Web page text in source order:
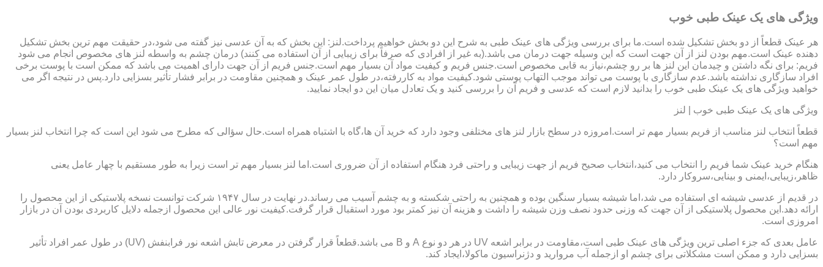
ویژگی های یک عینک طبی خوب
هر عینک قطعاً از دو بخش تشکیل شده است.ما برای بررسی ویژگی های عینک طبی به شرح این دو بخش خواهیم پرداخت.لنز: این بخش که به آن عدسی نیز گفته می شود،در حقیقت مهم ترین بخش تشکیل
دهنده عینک است.مهم بودن لنز از آن جهت است که این وسیله جهت درمان می باشد.(به غیر از افرادی که صرفاً برای زیبایی از آن استفاده می کنند) درمان چشم به واسطه لنز های مخصوص انجام می شود
فریم: برای نگه داشتن و چیدمان این لنز ها بر رو چشم،نیاز به قابی مخصوص است.جنس فریم و کیفیت مواد آن بسیار مهم است.جنس فریم از آن جهت دارای اهمیت می باشد که ممکن است با پوست برخی
افراد سازگاری نداشته باشد.عدم سازگاری با پوست می تواند موجب التهاب پوستی شود.کیفیت مواد به کاررفته،در طول عمر عینک و همچنین مقاومت در برابر فشار تأثیر بسزایی دارد.پس در نتیجه اگر می
خواهید ویژگی های یک عینک طبی خوب را بدانید لازم است که عدسی و فریم آن را بررسی کنید و یک تعادل میان این دو ایجاد نمایید.
ویژگی های یک عینک طبی خوب | لنز
قطعاً انتخاب لنز مناسب از فریم بسیار مهم تر است.امروزه در سطح بازار لنز های مختلفی وجود دارد که خرید آن ها،گاه با اشتباه همراه است.حال سؤالی که مطرح می شود این است که چرا انتخاب لنز بسیار
مهم است؟
هنگام خرید عینک شما فریم را انتخاب می کنید،انتخاب صحیح فریم از جهت زیبایی و راحتی فرد هنگام استفاده از آن ضروری است.اما لنز بسیار مهم تر است زیرا به طور مستقیم با چهار عامل یعنی
ظاهر،زیبایی،ایمنی و بینایی،سروکار دارد.
در قدیم از عدسی شیشه ای استفاده می شد،اما شیشه بسیار سنگین بوده و همچنین به راحتی شکسته و به چشم آسیب می رساند.در نهایت در سال ۱۹۴۷ شرکت توانست نسخه پلاستیکی از این محصول را
ارائه دهد.این محصول پلاستیکی از آن جهت که وزنی حدود نصف وزن شیشه را داشت و هزینه آن نیز کمتر بود مورد استقبال قرار گرفت.کیفیت نور عالی این محصول ازجمله دلایل کاربردی بودن آن در بازار
امروزی است.
عامل بعدی که جزء اصلی ترین ویژگی های عینک طبی است،مقاومت در برابر اشعه UV در هر دو نوع A و B می باشد.قطعاً قرار گرفتن در معرض تابش اشعه نور فرابنفش (UV) در طول عمر افراد تأثیر
بسزایی دارد و ممکن است مشکلاتی برای چشم او ازجمله آب مروارید و دژنراسیون ماکولا،ایجاد کند.